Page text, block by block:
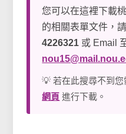
您可以在這裡下載
的相關表單文件，
4226321 或 Email
💡 若在此搜尋不到
網頁 進行下載。